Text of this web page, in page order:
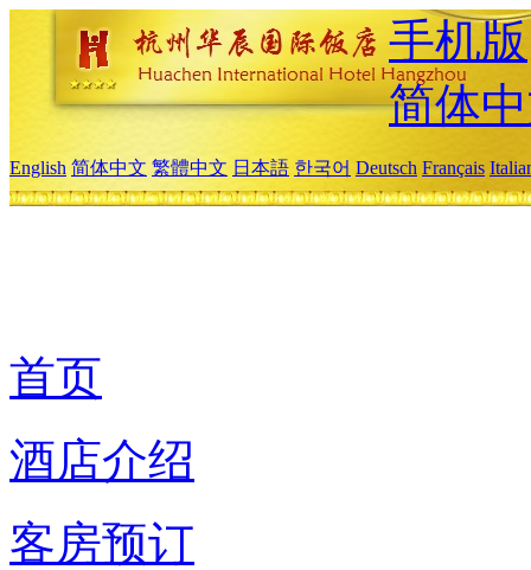
手机版
简体
English 简体中文 繁體中文 日本語 한국어 Deutsch Français
首页
酒店介绍
客房预订